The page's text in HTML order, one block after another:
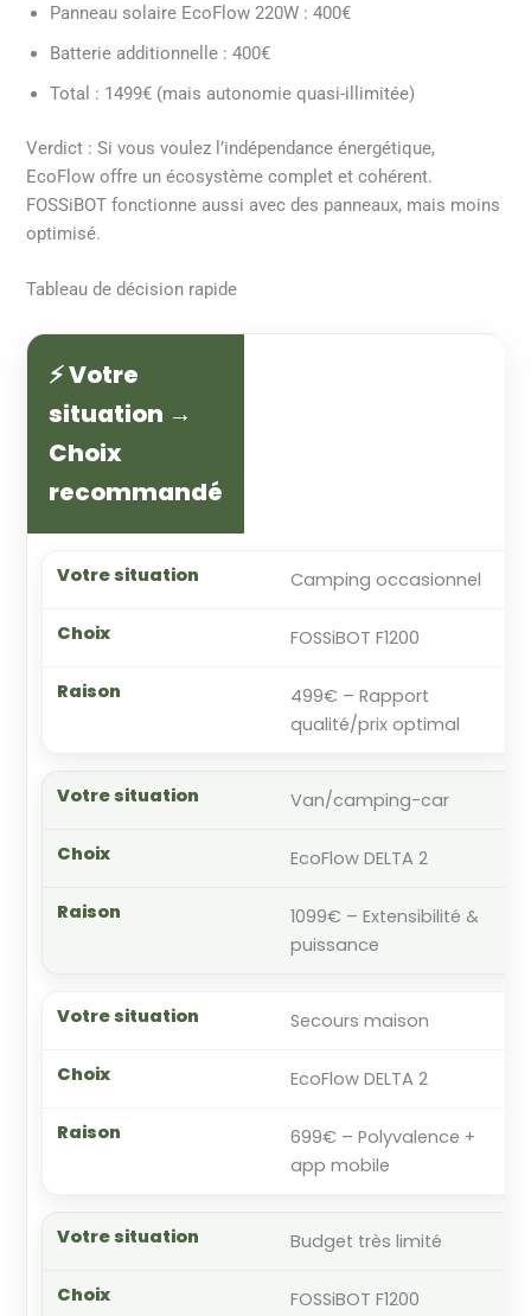
Panneau solaire EcoFlow 220W : 400€
Batterie additionnelle : 400€
Total : 1499€ (mais autonomie quasi-illimitée)
Verdict : Si vous voulez l’indépendance énergétique,
EcoFlow offre un écosystème complet et cohérent.
FOSSiBOT fonctionne aussi avec des panneaux, mais moins
optimisé.
Tableau de décision rapide
⚡ Votre
situation →
Choix
recommandé
Camping occasionnel
FOSSiBOT F1200
499€ – Rapport
qualité/prix optimal
Van/camping-car
EcoFlow DELTA 2
1099€ – Extensibilité &
puissance
Secours maison
EcoFlow DELTA 2
699€ – Polyvalence +
app mobile
Budget très limité
FOSSiBOT F1200